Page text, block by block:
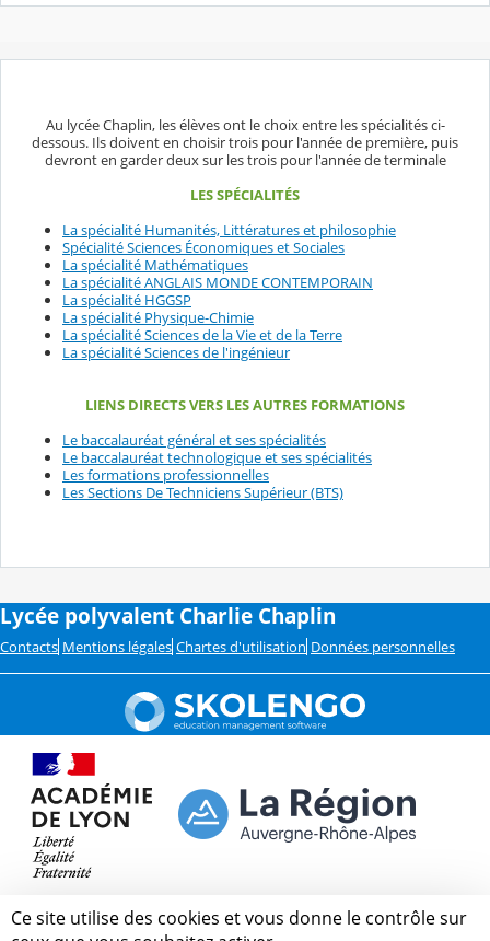
Au lycée Chaplin, les élèves ont le choix entre les spécialités ci-
dessous. Ils doivent en choisir trois pour l'année de première, puis
devront en garder deux sur les trois pour l'année de terminale
LES SPÉCIALITÉS
La spécialité Humanités, Littératures et philosophie
Spécialité Sciences Économiques et Sociales
La spécialité Mathématiques
La spécialité ANGLAIS MONDE CONTEMPORAIN
La spécialité HGGSP
La spécialité Physique-Chimie
La spécialité Sciences de la Vie et de la Terre
La spécialité Sciences de l'ingénieur
LIENS DIRECTS VERS LES AUTRES FORMATIONS
Le baccalauréat général et ses spécialités
Le baccalauréat technologique et ses spécialités
Les formations professionnelles
Les Sections De Techniciens Supérieur (BTS)
Lycée polyvalent Charlie Chaplin
Contacts Mentions légales Chartes d'utilisation Données personnelles
Ce site utilise des cookies et vous donne le contrôle sur